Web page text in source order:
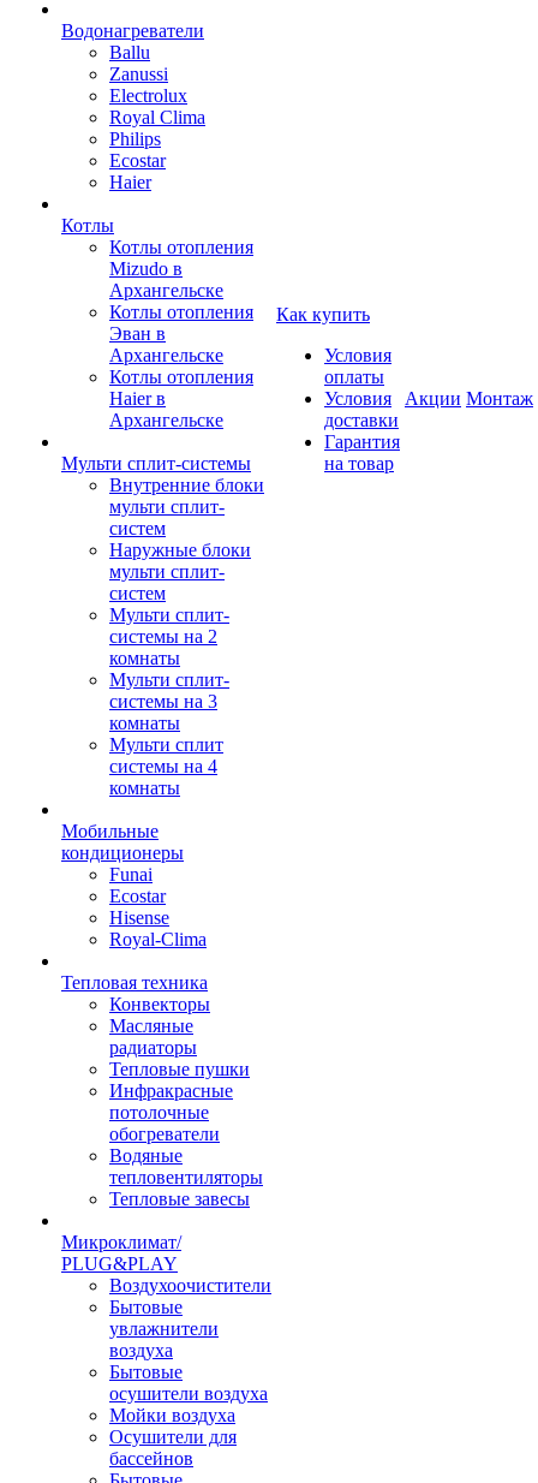
Водонагреватели
Ballu
Zanussi
Electrolux
Royal Clima
Philips
Ecostar
Haier
Котлы
Котлы отопления
Mizudo в
Архангельске
Котлы отопления
Эван в
Архангельске
Котлы отопления
Haier в
Архангельске
Мульти сплит-системы
Внутренние блоки
мульти сплит-
систем
Наружные блоки
мульти сплит-
систем
Мульти сплит-
системы на 2
комнаты
Мульти сплит-
системы на 3
комнаты
Мульти сплит
системы на 4
комнаты
Мобильные
кондиционеры
Funai
Ecostar
Hisense
Royal-Clima
Тепловая техника
Конвекторы
Масляные
радиаторы
Тепловые пушки
Инфракрасные
потолочные
обогреватели
Водяные
тепловентиляторы
Тепловые завесы
Микроклимат/
PLUG&PLAY
Воздухоочистители
Бытовые
увлажнители
воздуха
Бытовые
осушители воздуха
Мойки воздуха
Осушители для
бассейнов
Как купить
Условия
оплаты
Условия
доставки
Гарантия
на товар
Акции Монтаж